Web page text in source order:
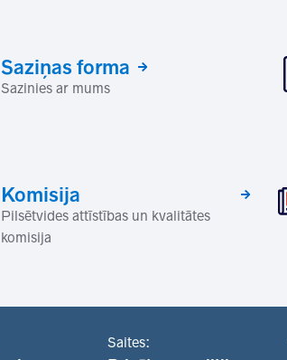
Saziņas forma
Sazinies ar mums
Komisija
Pilsētvides attīstības un kvalitātes
komisija
Saites: